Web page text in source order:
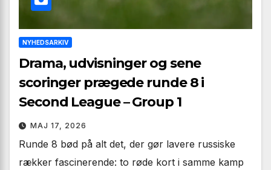
NYHEDSARKIV
Drama, udvisninger og sene
scoringer prægede runde 8 i
Second League – Group 1
MAJ 17, 2026
Runde 8 bød på alt det, der gør lavere russiske
rækker fascinerende: to røde kort i samme kamp